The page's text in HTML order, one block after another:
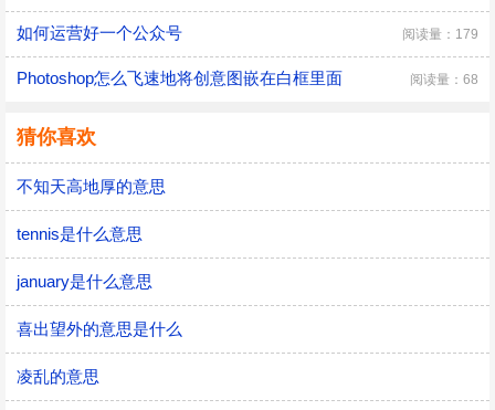
如何运营好一个公众号 阅读量：179
Photoshop怎么飞速地将创意图嵌在白框里面 阅读量：68
猜你喜欢
不知天高地厚的意思
tennis是什么意思
january是什么意思
喜出望外的意思是什么
凌乱的意思